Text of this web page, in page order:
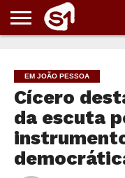
EM JOÃO PESSOA
Cícero
da escuta